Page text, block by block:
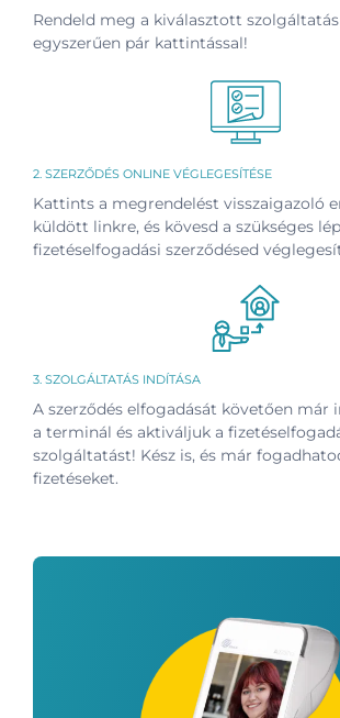
Rendeld meg a kiválasztott
egyszerűen pár kattintással!
2. SZERZŐDÉS ONLINE VÉGLEGESÍTÉSE
Kattints a megrendelést visszaigazoló
küldött linkre, és kövesd a szükséges
fizetéselfogadási szerződésed
3. SZOLGÁLTATÁS INDÍTÁSA
A szerződés elfogadását követően már
a terminál és aktiváljuk a
szolgáltatást! Kész is, és már
fizetéseket.